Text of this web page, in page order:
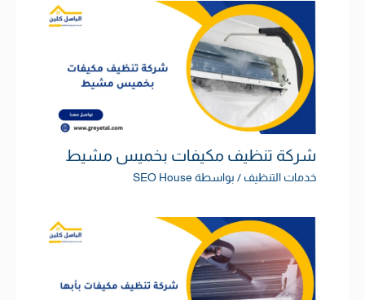
شركة تنظيف مكيفات بخميس مشيط
خدمات التنظيف/ بواسطة SEO House